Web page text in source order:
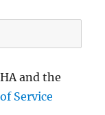
and the
Service